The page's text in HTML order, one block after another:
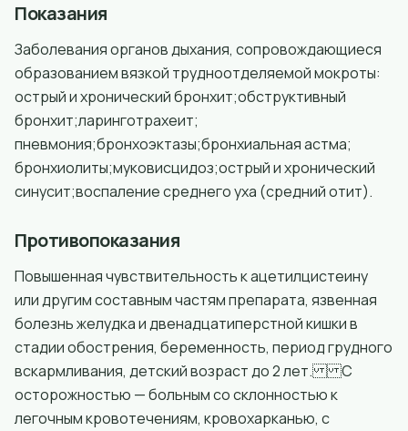
Показания
Заболевания органов дыхания, сопровождающиеся
образованием вязкой трудноотделяемой мокроты:
острый и хронический бронхит;обструктивный
бронхит;ларинготрахеит;
пневмония;бронхоэктазы;бронхиальная астма;
бронхиолиты;муковисцидоз;острый и хронический
синусит;воспаление среднего уха (средний отит).
Противопоказания
Повышенная чувствительность к ацетилцистеину
или другим составным частям препарата, язвенная
болезнь желудка и двенадцатиперстной кишки в
стадии обострения, беременность, период грудного
вскармливания, детский возраст до 2 лет. С
осторожностью — больным со склонностью к
легочным кровотечениям, кровохарканью, с